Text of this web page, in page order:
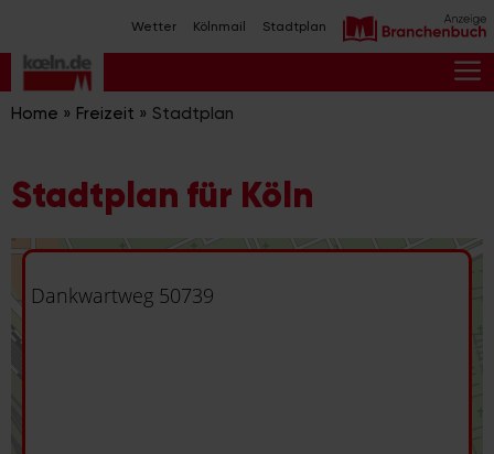
Inhalt
springen
Wetter Kölnmail Stadtplan
Home » Freizeit » Stadtplan
Stadtplan für Köln